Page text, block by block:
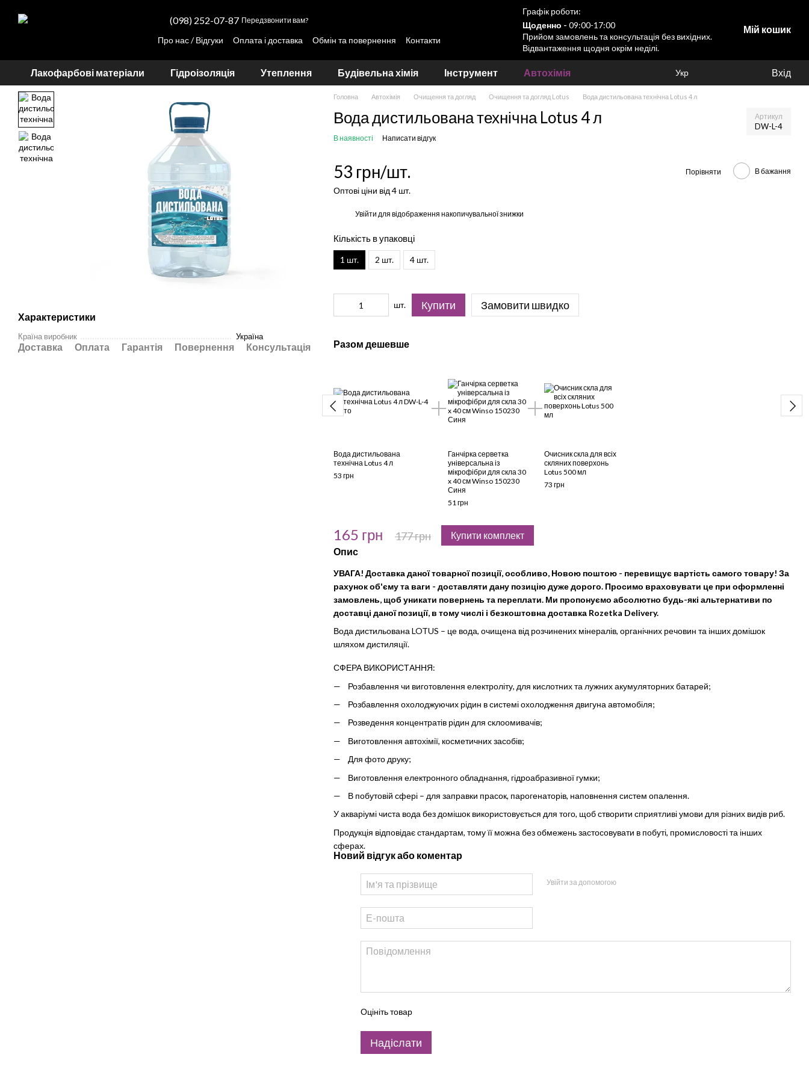
(098) 252-07-87 Передзвонити вам?
Про нас / Відгуки Оплата і доставка Обмін та повернення
Контакти
Графік роботи:
Щоденно -09:00-17:00
Прийом замовлень та консультація без вихідних.
Відвантаження щодня окрім неділі.
Мій кошик
Лакофарбові матеріали Гідроізоляція Утеплення Будівельна хімія Інструмент Автохімія Укр Вхід
Характеристики
Країна виробник Україна
Доставка Оплата Гарантія Повернення Консультація
Головна Автохімія Очищення та догляд Очищення та догляд Lotus Вода дистильована технічна Lotus 4 л
Вода дистильована технічна Lotus 4 л Артикул
DW-L-4
В наявності Написати відгук
53 грн/шт. Порівняти В бажання
Оптові ціни від 4 шт.
Увійти для відображення накопичувальної знижки
Кількість в упаковці
1 шт. 2 шт. 4 шт.
шт. Купити Замовити швидко
Разом дешевше
Вода дистильована
технічна Lotus 4 л
53 грн
Ганчірка серветка
універсальна із
мікрофібри для скла 30
x 40 см Winso 150230
Синя
51 грн
Очисник скла для всіх
скляних поверхонь
Lotus 500 мл
73 грн
165 грн 177 грн Купити комплект
Опис
УВАГА! Доставка даної товарної позиції, особливо, Новою поштою - перевищує вартість самого товару! За
рахунок об'єму та ваги - доставляти дану позицію дуже дорого. Просимо враховувати це при оформленні
замовлень, щоб уникати повернень та переплати. Ми пропонуємо абсолютно будь-які альтернативи по
доставці даної позиції, в тому числі і безкоштовна доставка Rozetka Delivery.
Вода дистильована LOTUS – це вода, очищена від розчинених мінералів, органічних речовин та інших домішок
шляхом дистиляції.
СФЕРА ВИКОРИСТАННЯ:
Розбавлення чи виготовлення електроліту, для кислотних та лужних акумуляторних батарей;
Розбавлення охолоджуючих рідин в системі охолодження двигуна автомобіля;
Розведення концентратів рідин для склоомивачів;
Виготовлення автохімії, косметичних засобів;
Для фото друку;
Виготовлення електронного обладнання, гідроабразивної гумки;
В побутовій сфері – для заправки прасок, парогенаторів, наповнення систем опалення.
У акваріумі чиста вода без домішок використовується для того, щоб створити сприятливі умови для різних видів риб.
Продукція відповідає стандартам, тому її можна без обмежень застосовувати в побуті, промисловості та інших
сферах.
Новий відгук або коментар
Увійти за допомогою
Оцініть товар
Надіслати